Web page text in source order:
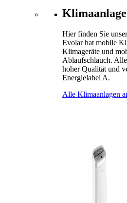
Klimaanlage
Hier finden Sie
Evolar hat mobile
Klimageräte und
Ablaufschlauch.
hoher Qualität und
Energielabel A.
Alle Klimaanlagen